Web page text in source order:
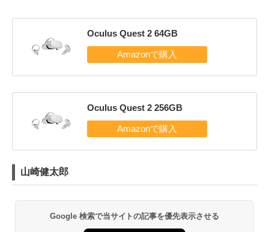
Oculus Quest 2 64GB
Oculus Quest 2 256GB
山崎健太郎
Google 検索で当サイトの記事を優先表示させる